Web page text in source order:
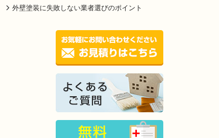
外壁塗装に失敗しない業者選びのポイント